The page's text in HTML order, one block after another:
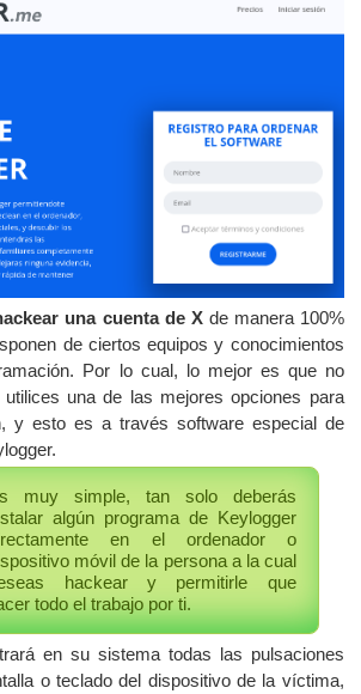
una cuenta de Xde manera 100%
de ciertos equipos y conocimientos
Por lo cual, lo mejor es que no
una de las mejores opciones para
y esto es a través software especial de
muy simple, tan solo deberás
algún programa de Keylogger
en el ordenador o
móvil de la persona a la cual
hackear y permitirle que
todo el trabajo por ti.
en su sistema todas las pulsaciones
o teclado del dispositivo de la víctima,